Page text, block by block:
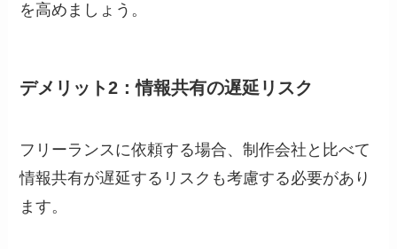
を高めましょう。
デメリット2：情報共有の遅延リスク
フリーランスに依頼する場合、制作会社と比べて
情報共有が遅延するリスクも考慮する必要があり
ます。